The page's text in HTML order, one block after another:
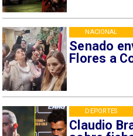
Senado
Flores a
NACIONAL
Claudio
DEPORTES